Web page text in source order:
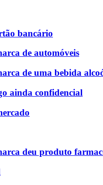
bancário
de automóveis
de uma bebida
ainda confidencial
deu produto